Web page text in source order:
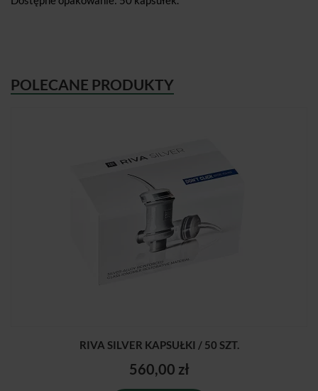
POLECANE PRODUKTY
RIVA SILVER KAPSUŁKI / 50 SZT.
560,00 zł